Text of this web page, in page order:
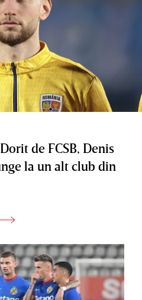
de FCSB, Denis
la un alt club din